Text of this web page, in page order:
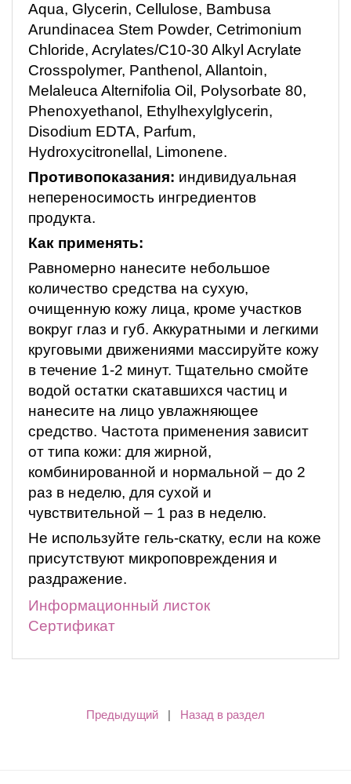
Aqua, Glycerin, Cellulose, Bambusa
Arundinacea Stem Powder, Cetrimonium
Chloride, Acrylates/C10-30 Alkyl Acrylate
Crosspolymer, Panthenol, Allantoin,
Melaleuca Alternifolia Oil, Polysorbate 80,
Phenoxyethanol, Ethylhexylglycerin,
Disodium EDTA, Parfum,
Hydroxycitronellal, Limonene.
Противопоказания: индивидуальная
непереносимость ингредиентов
продукта.
Как применять:
Равномерно нанесите небольшое
количество средства на сухую,
очищенную кожу лица, кроме участков
вокруг глаз и губ. Аккуратными и легкими
круговыми движениями массируйте кожу
в течение 1-2 минут. Тщательно смойте
водой остатки скатавшихся частиц и
нанесите на лицо увлажняющее
средство. Частота применения зависит
от типа кожи: для жирной,
комбинированной и нормальной – до 2
раз в неделю, для сухой и
чувствительной – 1 раз в неделю.
Не используйте гель-скатку, если на коже
присутствуют микроповреждения и
раздражение.
Информационный листок
Сертификат
Предыдущий | Назад в раздел